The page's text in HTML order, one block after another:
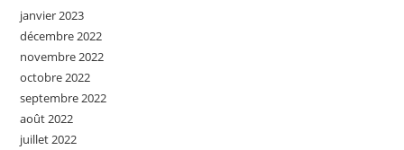
janvier 2023
décembre 2022
novembre 2022
octobre 2022
septembre 2022
août 2022
juillet 2022